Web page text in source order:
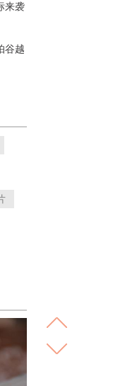
来袭
谷越